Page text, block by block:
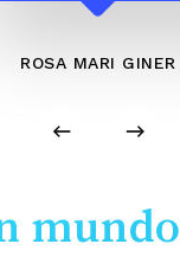
ROSA MARI GINER